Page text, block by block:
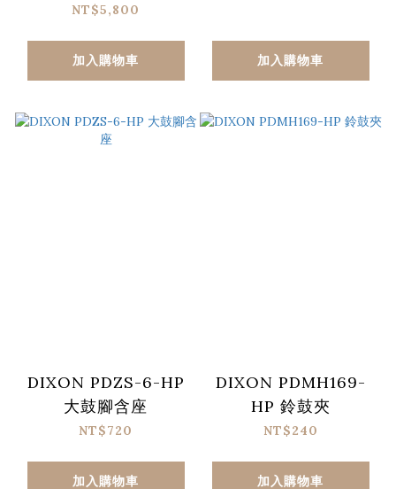
NT$5,800
加入購物車 加入購物車
DIXON PDZS-6-HP
大鼓腳含座
NT$720
加入購物車
DIXON PDMH169-
HP 鈴鼓夾
NT$240
加入購物車